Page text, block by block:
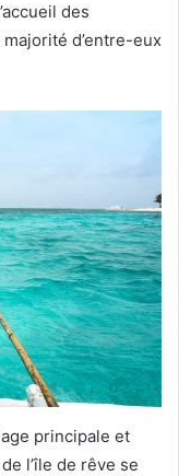
des
d’entre-eux
principale et
l’île de rêve se